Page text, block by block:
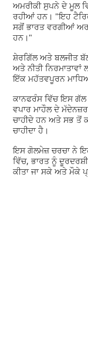
ਅਮਰੀਕੀ ਸੁਪਨੇ ਦੇ ਮੂਲ
ਰਹੀਆਂ ਹਨ। "ਇਹ
ਸਗੋਂ ਭਾਰਤ ਵਰਗੀਆਂ
ਹਨ।"
ਸ਼ੇਰਗਿੱਲ ਅਤੇ ਬਲਜੀਤ
ਅਤੇ ਨੀਤੀ
ਇੱਕ ਮਹੱਤਵਪੂਰਨ
ਕਾਨਫਰੰਸ ਵਿੱਚ ਇਸ ਗੱਲ
ਵਪਾਰ ਮਾਹੌਲ ਦੇ
ਚਾਹੀਦੇ ਹਨ ਅਤੇ ਸਭ ਤੋਂ
ਚਾਹੀਦਾ ਹੈ।
ਇਸ ਗੋਲਮੇਜ਼ ਚਰਚਾ ਨੇ
ਵਿੱਚ, ਭਾਰਤ ਨੂੰ
ਕੀਤਾ ਜਾ ਸਕੇ ਅਤੇ ਮੌਕੇ